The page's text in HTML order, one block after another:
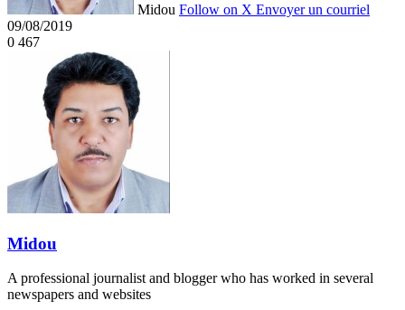
Midou Follow on X Envoyer un courriel
09/08/2019
0 467
Midou
A professional journalist and blogger who has worked in several
newspapers and websites